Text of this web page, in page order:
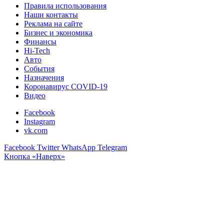
Правила использования
Наши контакты
Реклама на сайте
Бизнес и экономика
Финансы
Hi-Tech
Авто
События
Назначения
Коронавирус COVID-19
Видео
Facebook
Instagram
vk.com
Facebook Twitter WhatsApp Telegram
Кнопка «Наверх»